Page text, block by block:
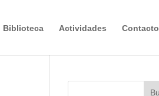
Biblioteca Actividades Contacto